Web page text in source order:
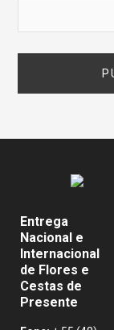
Entrega
Nacional e
Internacional
de Flores e
Cestas de
Presente